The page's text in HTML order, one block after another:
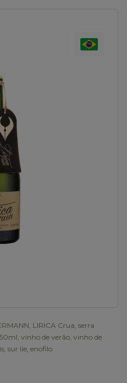
LIRICA Crua serra
vinho de verão vinho de
sur lie enofilo